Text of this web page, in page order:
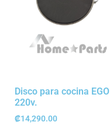
Disco para cocina EGO
220v.
₡14,290.00